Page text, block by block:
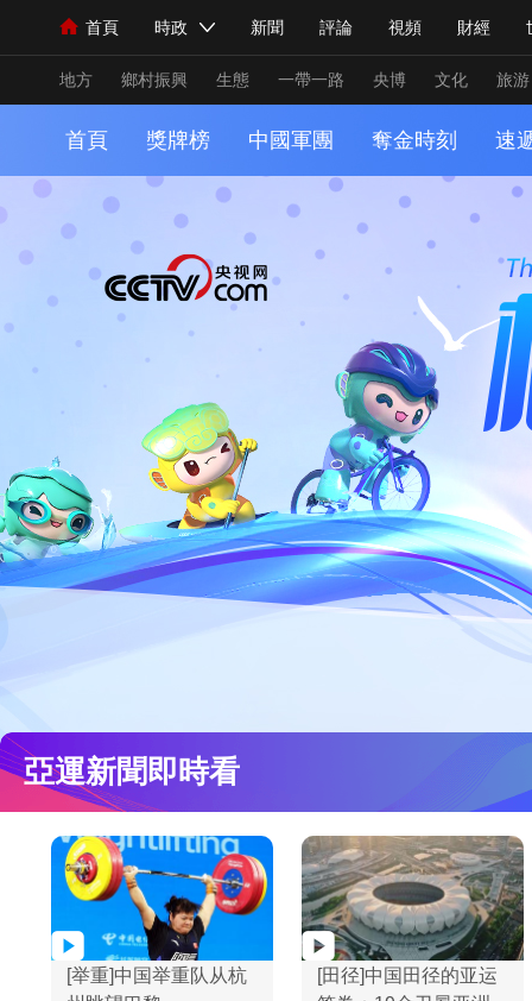
首頁 時政 新聞 評論 視頻 財經
人民領袖習近平 聯播+ 中國領導人 央視快評 習式
直播 欄目大全 節目單 聽音 微視頻 主
海外頻道 iPanda English Монгол
地方 鄉村振興 生態 一帶一路 央博 文化 旅游
國內 國際 經濟 科
人民領袖習近平 天天學習
小央直播 直播中國 熊貓頻
前線 藍海中國 新兵請
直播 競猜 2026年世界盃
VIP會員 CCTV奧林匹克頻道 生活體育大會
財經 教育 鄉村振興 生態環境 一帶一路
大國保險 雲頂對話 雲
CCTV.節目官網
首頁 獎牌榜 中國軍團 奪金時刻 速
亞運新聞即時看
[举重]中国举重队从杭
[田径]中国田径的亚运